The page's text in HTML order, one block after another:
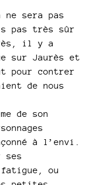
ne sera pas
pas très sûr
il y a
sur Jaurès et
pour contrer
de nous
de son
à l’envi.
ses
fatigue, ou